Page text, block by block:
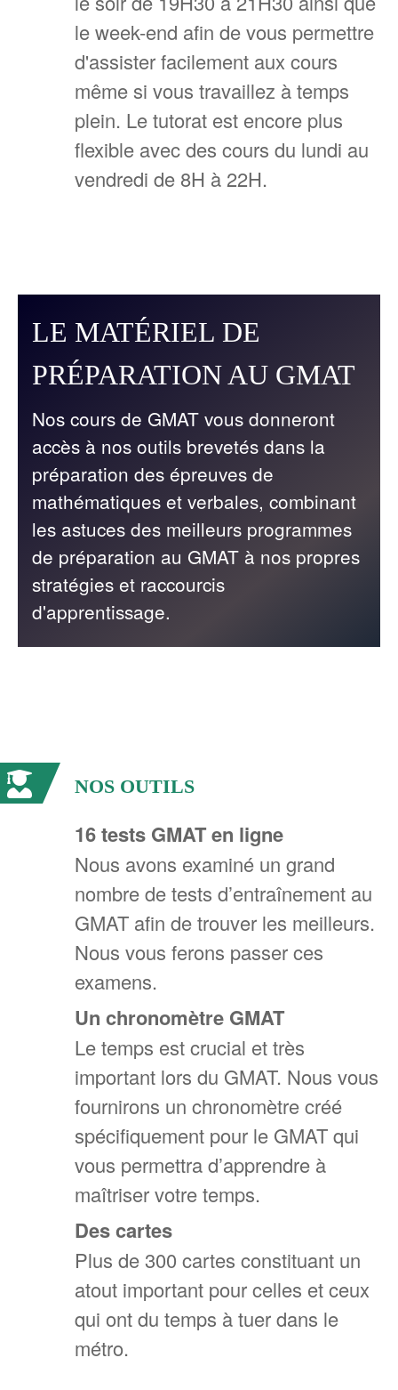
le week-end afin de vous permettre
d'assister facilement aux cours
même si vous travaillez à temps
plein. Le tutorat est encore plus
flexible avec des cours du lundi au
vendredi de 8H à 22H.
LE MATÉRIEL DE
PRÉPARATION AU GMAT
Nos cours de GMAT vous donneront
accès à nos outils brevetés dans la
préparation des épreuves de
mathématiques et verbales, combinant
les astuces des meilleurs programmes
de préparation au GMAT à nos propres
stratégies et raccourcis
d'apprentissage.
NOS OUTILS
16 tests GMAT en ligne
Nous avons examiné un grand
nombre de tests d’entraînement au
GMAT afin de trouver les meilleurs.
Nous vous ferons passer ces
examens.
Un chronomètre GMAT
Le temps est crucial et très
important lors du GMAT. Nous vous
fournirons un chronomètre créé
spécifiquement pour le GMAT qui
vous permettra d’apprendre à
maîtriser votre temps.
Des cartes
Plus de 300 cartes constituant un
atout important pour celles et ceux
qui ont du temps à tuer dans le
métro.